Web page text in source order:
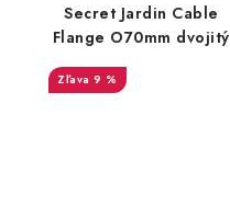
Secret Jardin Cable
Flange O70mm dvojitý
9 %